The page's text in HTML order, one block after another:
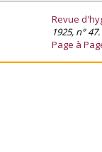
Revue
1925, n°
Page à